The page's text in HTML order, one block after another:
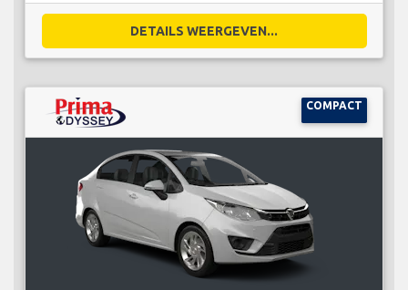
DETAILS WEERGEVEN...
COMPACT